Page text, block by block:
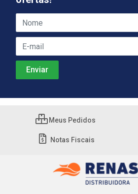
Meus Pedidos
Notas Fiscais